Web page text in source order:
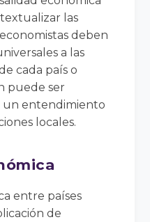
las
deben
a las
cada país o
puede ser
un entendimiento
locales.
entre países
de